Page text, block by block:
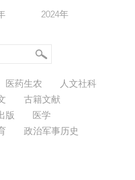
2024年
医药生农
人文社科
古籍文献
版
医学
政治军事历史